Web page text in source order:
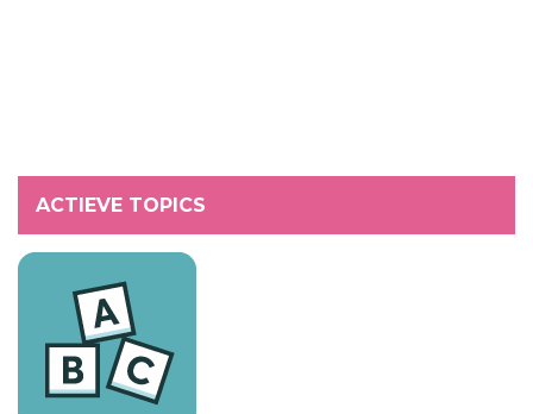
ACTIEVE TOPICS